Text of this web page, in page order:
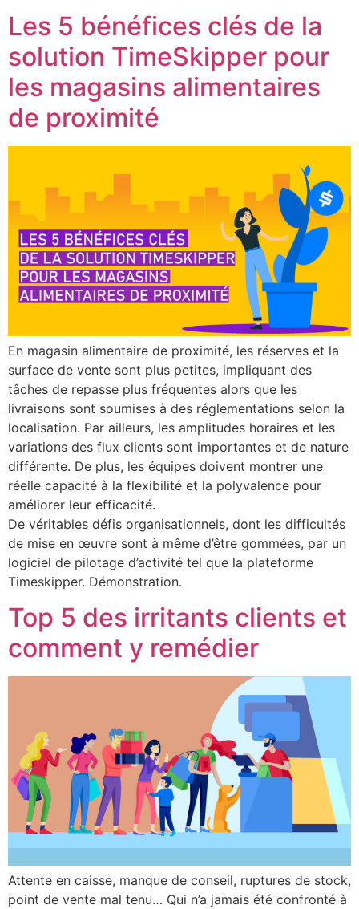
Les 5 bénéfices clés de la
solution TimeSkipper pour
les magasins alimentaires
de proximité
En magasin alimentaire de proximité, les réserves et la
surface de vente sont plus petites, impliquant des
tâches de repasse plus fréquentes alors que les
livraisons sont soumises à des réglementations selon la
localisation. Par ailleurs, les amplitudes horaires et les
variations des flux clients sont importantes et de nature
différente. De plus, les équipes doivent montrer une
réelle capacité à la flexibilité et la polyvalence pour
améliorer leur efficacité.
De véritables défis organisationnels, dont les difficultés
de mise en œuvre sont à même d’être gommées, par un
logiciel de pilotage d’activité tel que la plateforme
Timeskipper. Démonstration.
Top 5 des irritants clients et
comment y remédier
Attente en caisse, manque de conseil, ruptures de stock,
point de vente mal tenu… Qui n’a jamais été confronté à